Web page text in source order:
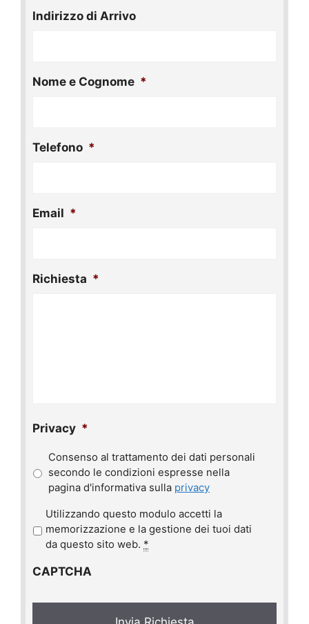
Indirizzo di Arrivo
Nome e Cognome *
Telefono *
Email *
Richiesta *
Privacy *
Consenso al trattamento dei dati personali
secondo le condizioni espresse nella
pagina d'informativa sulla privacy
r
a
y
Utilizzando questo modulo accetti la
memorizzazione e la gestione dei tuoi dati
da questo sito web. *
CAPTCHA